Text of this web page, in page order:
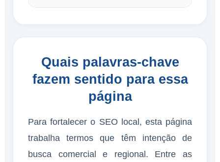
Quais palavras-chave
fazem sentido para essa
página
Para fortalecer o SEO local, esta página
trabalha termos que têm intenção de
busca comercial e regional. Entre as